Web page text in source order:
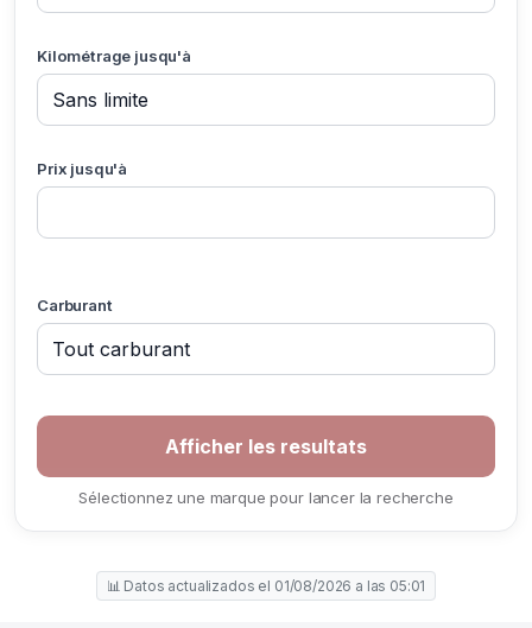
Kilométrage jusqu'à
Prix jusqu'à
Carburant
Sélectionnez une marque pour lancer la recherche
📊 Datos actualizados el 01/08/2026 a las 05:01